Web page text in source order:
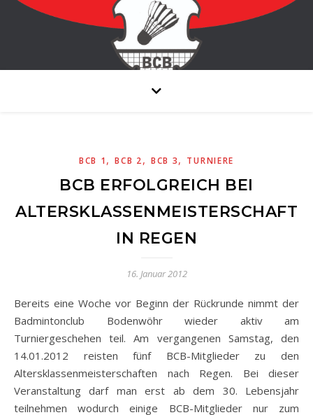
BCB 1,BCB 2, BCB 3, TURNIERE
BCB ERFOLGREICH BEI
ALTERSKLASSENMEISTERSCHAFT
IN REGEN
16. Januar 2012
Bereits eine Woche vor Beginn der Rückrunde nimmt der
Badmintonclub Bodenwöhr wieder aktiv am
Turniergeschehen teil. Am vergangenen Samstag, den
14.01.2012 reisten fünf BCB-Mitglieder zu den
Altersklassenmeisterschaften nach Regen. Bei dieser
Veranstaltung darf man erst ab dem 30. Lebensjahr
teilnehmen wodurch einige BCB-Mitglieder nur zum